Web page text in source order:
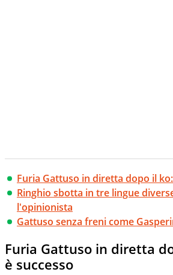
Furia Gattuso in diretta dopo il
Ringhio sbotta in tre lingue
l'opinionista
Gattuso senza freni come
Furia Gattuso in diretta
è successo